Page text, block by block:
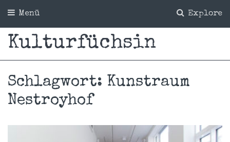
Explore
Menü
Kulturfüchsin
Schlagwort: Kunstraum
Nestroyhof